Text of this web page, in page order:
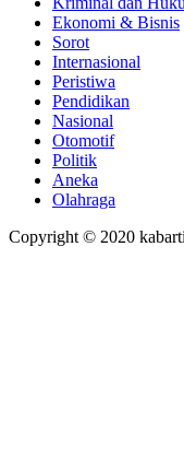
Ekonomi & Bisnis
Sorot
Internasional
Peristiwa
Pendidikan
Nasional
Otomotif
Politik
Aneka
Olahraga
Copyright © 2020